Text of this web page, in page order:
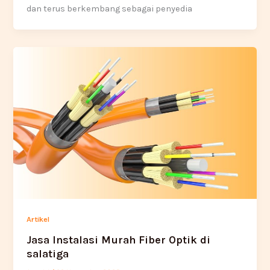
dan terus berkembang sebagai penyedia
Artikel
Jasa Instalasi Murah Fiber Optik di
salatiga